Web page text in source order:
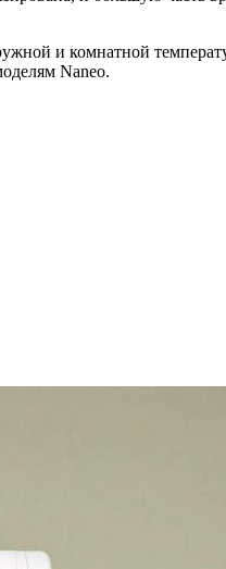
и комнатной
Naneo.